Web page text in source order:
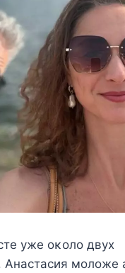
yжe οκοлο двyx
Aнаcтаcия мοлοжe